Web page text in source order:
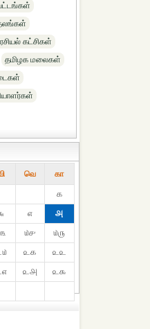
தலங்கள்
கட்சிகள்
தமிழக மலைகள்
வெ கா
௧
௭
௮
௰௪
௰௫
௨௧
௨௨
௨௮
௨௯